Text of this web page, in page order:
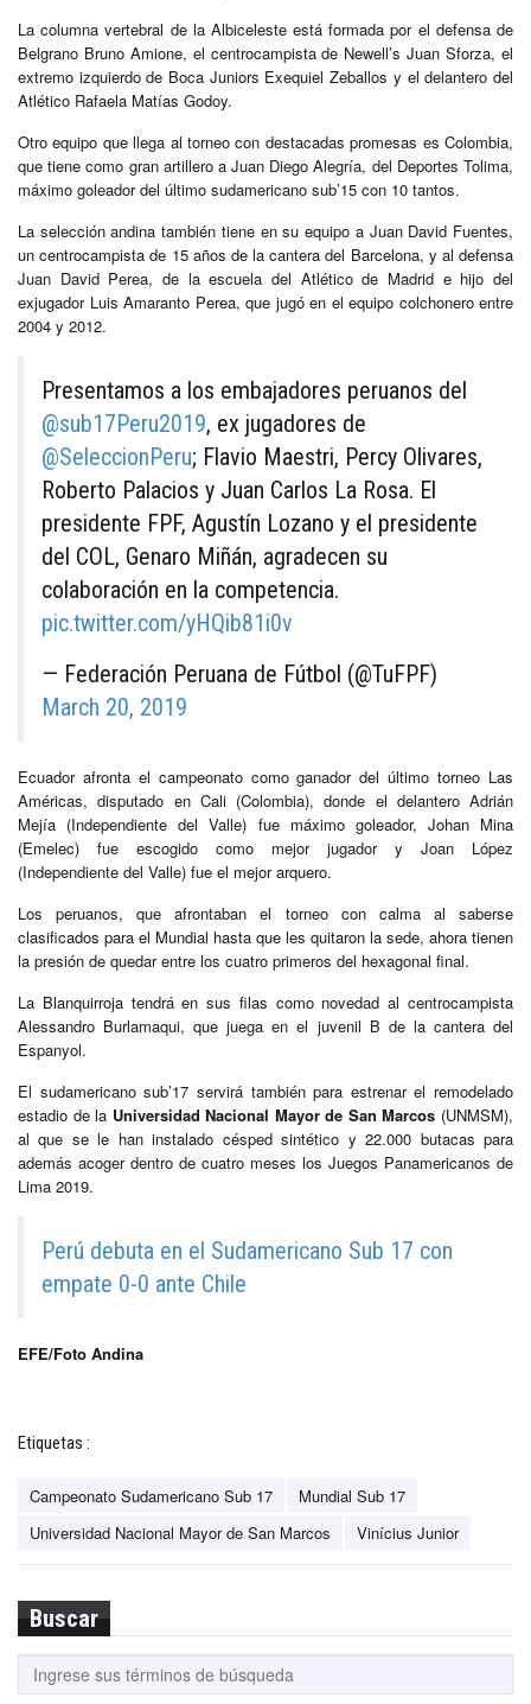
La columna vertebral de la Albiceleste está formada por el defensa de
Belgrano Bruno Amione, el centrocampista de Newell’s Juan Sforza, el
extremo izquierdo de Boca Juniors Exequiel Zeballos y el delantero del
Atlético Rafaela Matías Godoy.
Otro equipo que llega al torneo con destacadas promesas es Colombia,
que tiene como gran artillero a Juan Diego Alegría, del Deportes Tolima,
máximo goleador del último sudamericano sub’15 con 10 tantos.
La selección andina también tiene en su equipo a Juan David Fuentes,
un centrocampista de 15 años de la cantera del Barcelona, y al defensa
Juan David Perea, de la escuela del Atlético de Madrid e hijo del
exjugador Luis Amaranto Perea, que jugó en el equipo colchonero entre
2004 y 2012.
Presentamos a los embajadores peruanos del
@sub17Peru2019, ex jugadores de
@SeleccionPeru; Flavio Maestri, Percy Olivares,
Roberto Palacios y Juan Carlos La Rosa. El
presidente FPF, Agustín Lozano y el presidente
del COL, Genaro Miñán, agradecen su
colaboración en la competencia.
pic.twitter.com/yHQib81i0v
— Federación Peruana de Fútbol (@TuFPF)
March 20, 2019
Ecuador afronta el campeonato como ganador del último torneo Las
Américas, disputado en Cali (Colombia), donde el delantero Adrián
Mejía (Independiente del Valle) fue máximo goleador, Johan Mina
(Emelec) fue escogido como mejor jugador y Joan López
(Independiente del Valle) fue el mejor arquero.
Los peruanos, que afrontaban el torneo con calma al saberse
clasificados para el Mundial hasta que les quitaron la sede, ahora tienen
la presión de quedar entre los cuatro primeros del hexagonal final.
La Blanquirroja tendrá en sus filas como novedad al centrocampista
Alessandro Burlamaqui, que juega en el juvenil B de la cantera del
Espanyol.
El sudamericano sub’17 servirá también para estrenar el remodelado
estadio de la Universidad Nacional Mayor de San Marcos (UNMSM),
al que se le han instalado césped sintético y 22.000 butacas para
además acoger dentro de cuatro meses los Juegos Panamericanos de
Lima 2019.
Perú debuta en el Sudamericano Sub 17 con
empate 0-0 ante Chile
EFE/Foto Andina
Etiquetas :
Campeonato Sudamericano Sub 17
Mundial Sub 17
Universidad Nacional Mayor de San Marcos
Vinícius Junior
Buscar